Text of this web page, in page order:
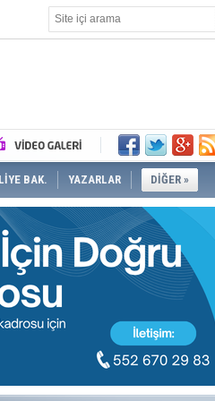
BAK. YAZARLAR DİĞER »